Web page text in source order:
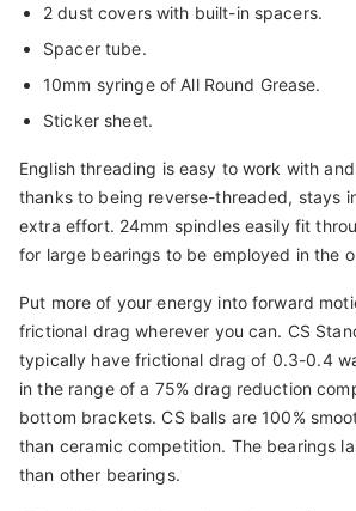
2 dust covers with built-in spacers.
Spacer tube.
10mm syringe of All Round Grease.
Sticker sheet.
English threading is easy to work with
thanks to being reverse-threaded, stays
extra effort. 24mm spindles easily fit
for large bearings to be employed in the
Put more of your energy into forward
frictional drag wherever you can. CS
typically have frictional drag of 0.3-0.4
in the range of a 75% drag reduction
bottom brackets. CS balls are 100%
than ceramic competition. The bearings
than other bearings.